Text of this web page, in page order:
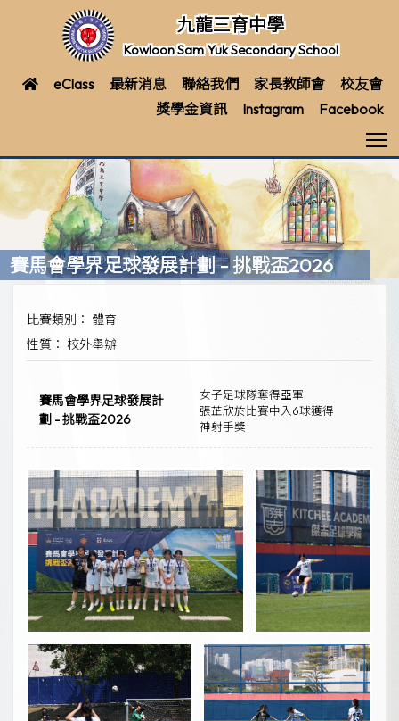
九龍三育中學
Kowloon Sam Yuk Secondary School
eClass 最新消息 聯絡我們 家長教師會
校友會
獎學金資訊
Instagram Facebook
賽馬會學界足球發展計劃 - 挑戰盃2026
比賽類別： 體育
性質： 校外舉辦
賽馬會學界足球發展計
劃 - 挑戰盃2026
女子足球隊奪得亞軍
張芷欣於比賽中入6球獲得
神射手獎